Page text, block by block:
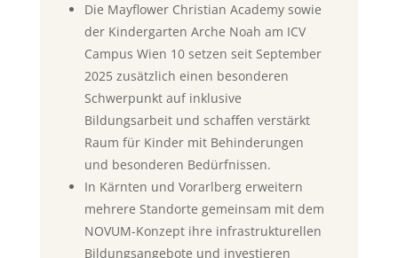
Die Mayflower Christian Academy sowie
der Kindergarten Arche Noah am ICV
Campus Wien 10 setzen seit September
2025 zusätzlich einen besonderen
Schwerpunkt auf inklusive
Bildungsarbeit und schaffen verstärkt
Raum für Kinder mit Behinderungen
und besonderen Bedürfnissen.
In Kärnten und Vorarlberg erweitern
mehrere Standorte gemeinsam mit dem
NOVUM-Konzept ihre infrastrukturellen
Bildungsangebote und investieren